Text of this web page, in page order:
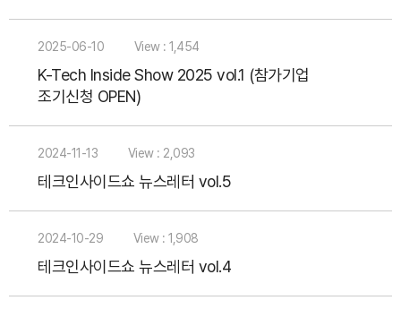
2025-06-10 View : 1,454
K-Tech Inside Show 2025 vol.1 (참가기업
조기신청 OPEN)
2024-11-13 View : 2,093
테크인사이드쇼 뉴스레터 vol.5
2024-10-29 View : 1,908
테크인사이드쇼 뉴스레터 vol.4